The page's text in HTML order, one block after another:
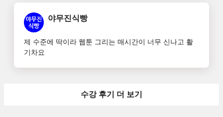
야무진식빵
제 수준에 딱이라 웹툰 그리는 매시간이 너무 신나고 활
기차요
수강 후기 더 보기